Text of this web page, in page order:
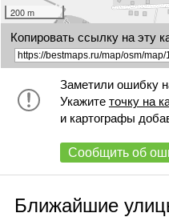
200 m
Копировать ссылку на эту
Заметили ошибку
Укажите точку на
и картографы
Сообщить об
Ближайшие